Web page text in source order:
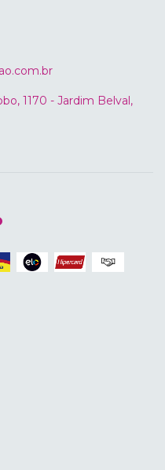
1170 - Jardim Belval,